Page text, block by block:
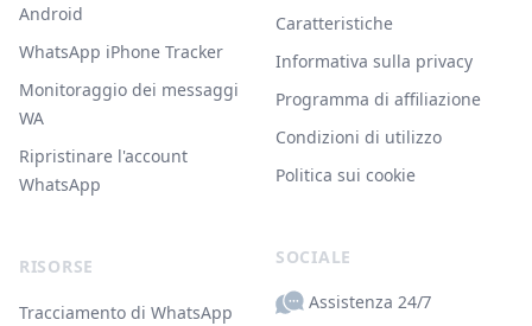
Android
WhatsApp iPhone Tracker
Monitoraggio dei messaggi
WA
Ripristinare l'account
WhatsApp
RISORSE
Tracciamento di WhatsApp
Caratteristiche
Informativa sulla privacy
Programma di affiliazione
Condizioni di utilizzo
Politica sui cookie
SOCIALE
Assistenza 24/7